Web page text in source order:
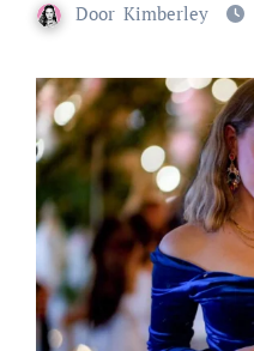
Door Kimberley